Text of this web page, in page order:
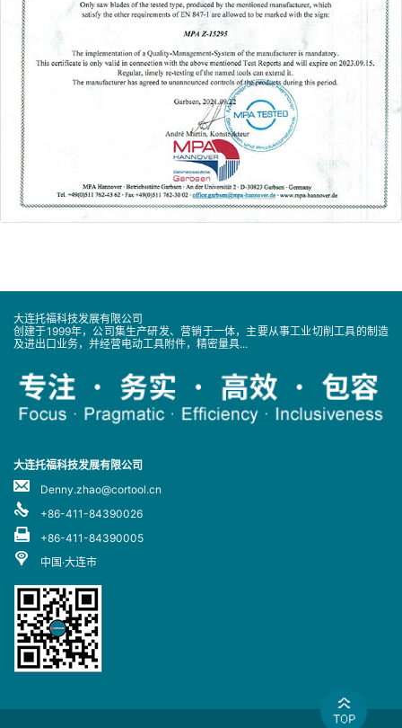
大连托福科技发展有限公司
创建于1999年，公司集生产研发、营销于一体，主要从事工业切削工具的制造
及进出口业务，并经营电动工具附件，精密量具...
大连托福科技发展有限公司
Denny.zhao@cortool.cn
+86-411-84390026
+86-411-84390005
中国·大连市